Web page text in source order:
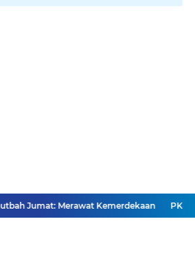
Jumat: Merawat Kemerdekaan PKDI Cup